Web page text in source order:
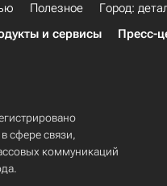
Полезное
Город:
и сервисы Пресс-
сфере связи,
коммуникаций